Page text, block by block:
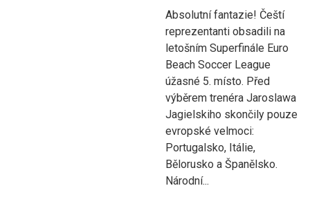
Absolutní fantazie! Čeští
reprezentanti obsadili na
letošním Superfinále Euro
Beach Soccer League
úžasné 5. místo. Před
výběrem trenéra Jaroslawa
Jagielskiho skončily pouze
evropské velmoci:
Portugalsko, Itálie,
Bělorusko a Španělsko.
Národní...